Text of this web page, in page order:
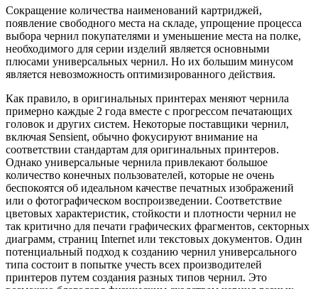
Сокращение количества наименований картриджей,
появление свободного места на складе, упрощение процесса
выбора чернил покупателями и уменьшение места на полке,
необходимого для серии изделий является основными
плюсами универсальных чернил. Но их большим минусом
является невозможность оптимизированного действия.
Как правило, в оригинальных принтерах меняют чернила
примерно каждые 2 года вместе с прогрессом печатающих
головок и других систем. Некоторые поставщики чернил,
включая Sensient, обычно фокусируют внимание на
соответствии стандартам для оригинальных принтеров.
Однако универсальные чернила привлекают большое
количество конечных пользователей, которые не очень
беспокоятся об идеальном качестве печатных изображений
или о фотографическом воспроизведении. Соответствие
цветовых характеристик, стойкости и плотности чернил не
так критично для печати графических фрагментов, секторных
диаграмм, страниц Internet или текстовых документов. Один
потенциальный подход к созданию чернил универсального
типа состоит в попытке учесть всех производителей
принтеров путем создания разных типов чернил. Это